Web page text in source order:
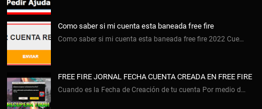
Como saber si mi cuenta esta baneada free fire
Como saber si mi cuenta esta baneada free fire 2022 Cue…
FREE FIRE JORNAL FECHA CUENTA CREADA EN FREE FIRE
Cuando es la Fecha de Creación de tu cuenta Por medio d…